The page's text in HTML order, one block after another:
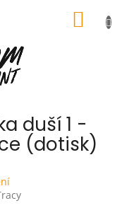
duší 1 -
(dotisk)